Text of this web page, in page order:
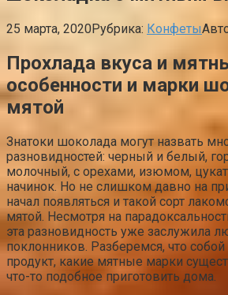
25 марта, 2020Рубрика: Конфеты
Прохлада вкуса и
особенности и марки
мятой
Знатоки шоколада могут назвать
разновидностей: черный и белый,
молочный, с орехами, изюмом,
начинок. Но не слишком давно на
начал появляться и такой сорт
мятой. Несмотря на
эта разновидность уже заслужила
поклонников. Разберемся, что собой
продукт, какие мятные марки
что-то подобное приготовить дома.